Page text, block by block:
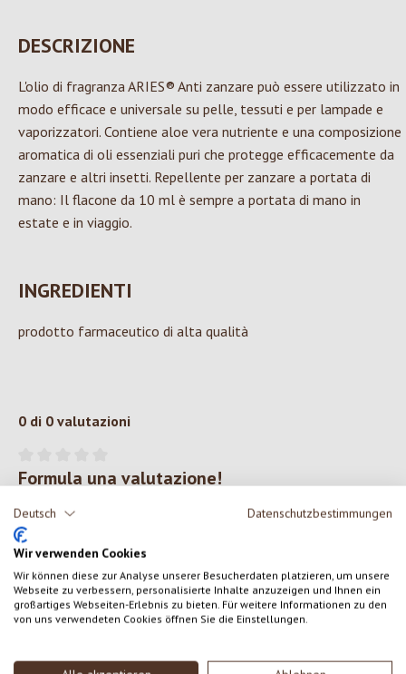
Deutsch Datenschutzbestimmungen
Wir verwenden Cookies
Wir können diese zur Analyse unserer Besucherdaten platzieren, um unsere
Webseite zu verbessern, personalisierte Inhalte anzuzeigen und Ihnen ein
großartiges Webseiten-Erlebnis zu bieten. Für weitere Informationen zu den
von uns verwendeten Cookies öffnen Sie die Einstellungen.
DESCRIZIONE
L'olio di fragranza ARIES® Anti zanzare può essere utilizzato in
modo efficace e universale su pelle, tessuti e per lampade e
vaporizzatori. Contiene aloe vera nutriente e una composizione
aromatica di oli essenziali puri che protegge efficacemente da
zanzare e altri insetti. Repellente per zanzare a portata di
mano: Il flacone da 10 ml è sempre a portata di mano in
estate e in viaggio.
INGREDIENTI
prodotto farmaceutico di alta qualità
0 di 0 valutazioni
Valutazione media di 0 su 5 stelle
Formula una valutazione!
Condividi le tue esperienze con il prodotto con altri clienti.
SCRIVERE UNA RECENSIONE
Visualizza le valutazioni solo nella lingua corrente.